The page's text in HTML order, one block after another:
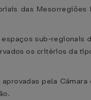
das
sub-regionais
os critérios da
pela